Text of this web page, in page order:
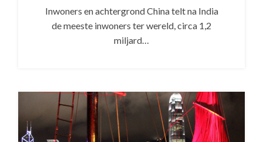
Inwoners en achtergrond China telt na India
de meeste inwoners ter wereld, circa 1,2
miljard…